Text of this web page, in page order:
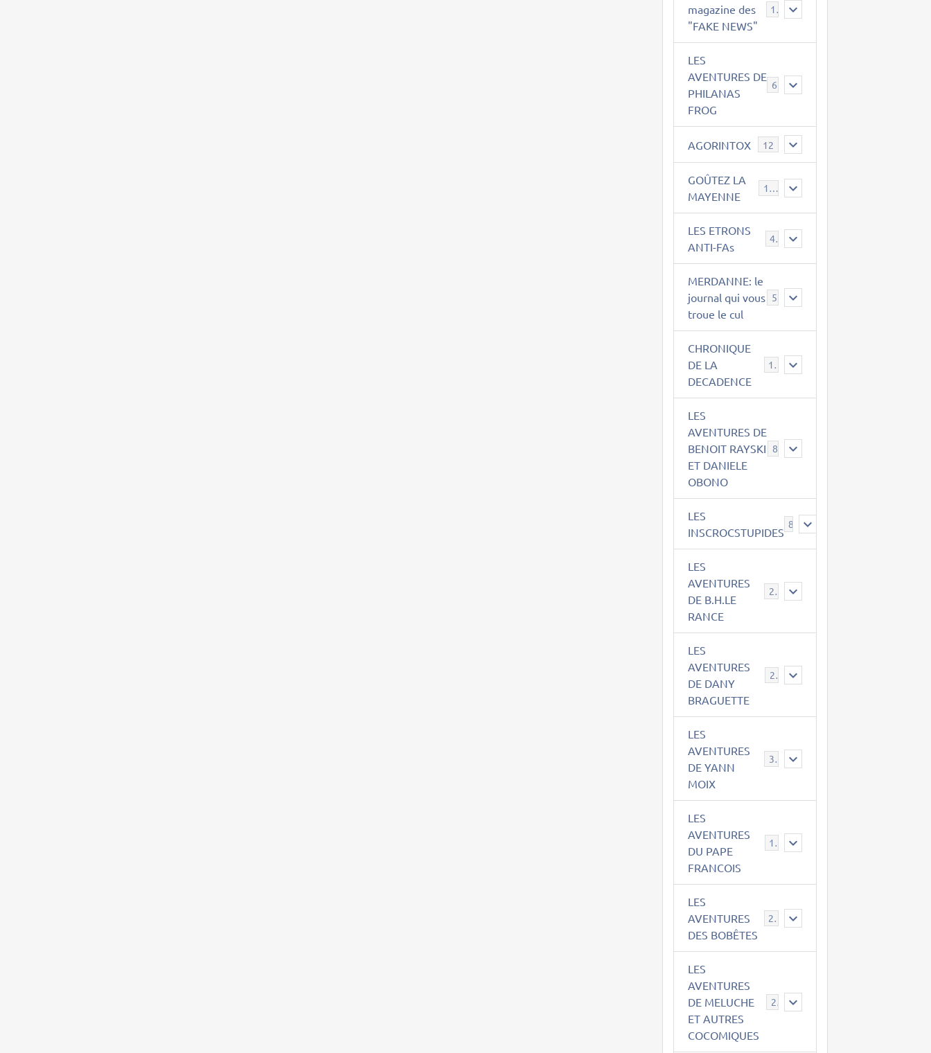
magazine des
"FAKE NEWS"
19
LES
AVENTURES DE
PHILANAS
FROG
AGORINTOX 12
GOÛTEZ LA
MAYENNE
189
LES ETRONS
ANTI-FAs
4
MERDANNE: le
journal qui vous
troue le cul
CHRONIQUE
DE LA
DECADENCE
12
LES
AVENTURES DE
BENOIT RAYSKI
ET DANIELE
OBONO
LES
INSCROCSTUPIDES
8
LES
AVENTURES
DE B.H.LE
RANCE
21
LES
AVENTURES
DE DANY
BRAGUETTE
29
LES
AVENTURES
DE YANN
MOIX
39
LES
AVENTURES
DU PAPE
FRANCOIS
15
LES
AVENTURES
DES BOBÊTES
23
LES
AVENTURES
DE MELUCHE
ET AUTRES
COCOMIQUES
22